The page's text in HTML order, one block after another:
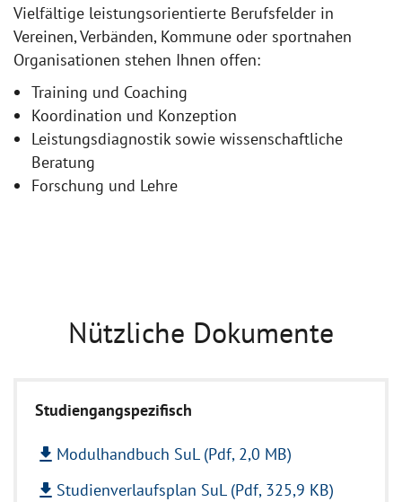
Vielfältige leistungsorientierte Berufsfelder in
Vereinen, Verbänden, Kommune oder sportnahen
Organisationen stehen Ihnen offen:
Training und Coaching
Koordination und Konzeption
Leistungsdiagnostik sowie wissenschaftliche
Beratung
Forschung und Lehre
Nützliche Dokumente
Studiengangspezifisch
file_download Modulhandbuch SuL (Pdf, 2,0 MB)
file_download Studienverlaufsplan SuL (Pdf, 325,9 KB)